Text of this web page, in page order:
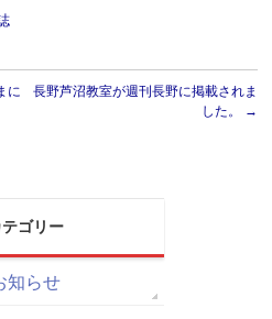
に
長野芦沼教室が週刊長野に掲載されま
した。
→
テゴリー
知らせ